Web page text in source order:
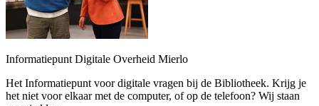
Informatiepunt Digitale Overheid Mierlo
Het Informatiepunt voor digitale vragen bij de Bibliotheek. Krijg je
het niet voor elkaar met de computer, of op de telefoon? Wij staan